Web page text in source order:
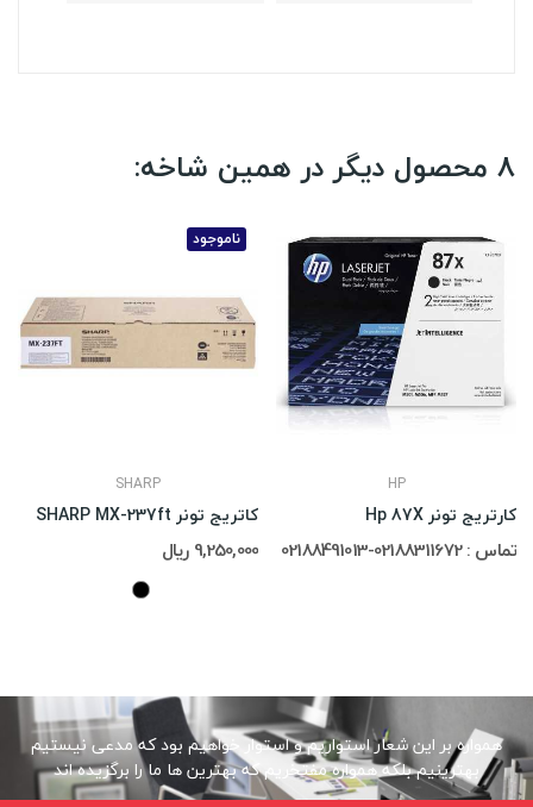
8 محصول دیگر در همین شاخه:
ناموجود
SHARP
کاتریج تونر SHARP MX-237ft
9,250,000 ریال
HP
کارتریج تونر Hp 87X
تماس : 02188311672-02188491013
همواره بر این شعار استواریم و استوار خواهیم بود که مدعی نیستیم
بهترینیم بلکه همواره مفتخریم که بهترین ها ما را برگزیده اند